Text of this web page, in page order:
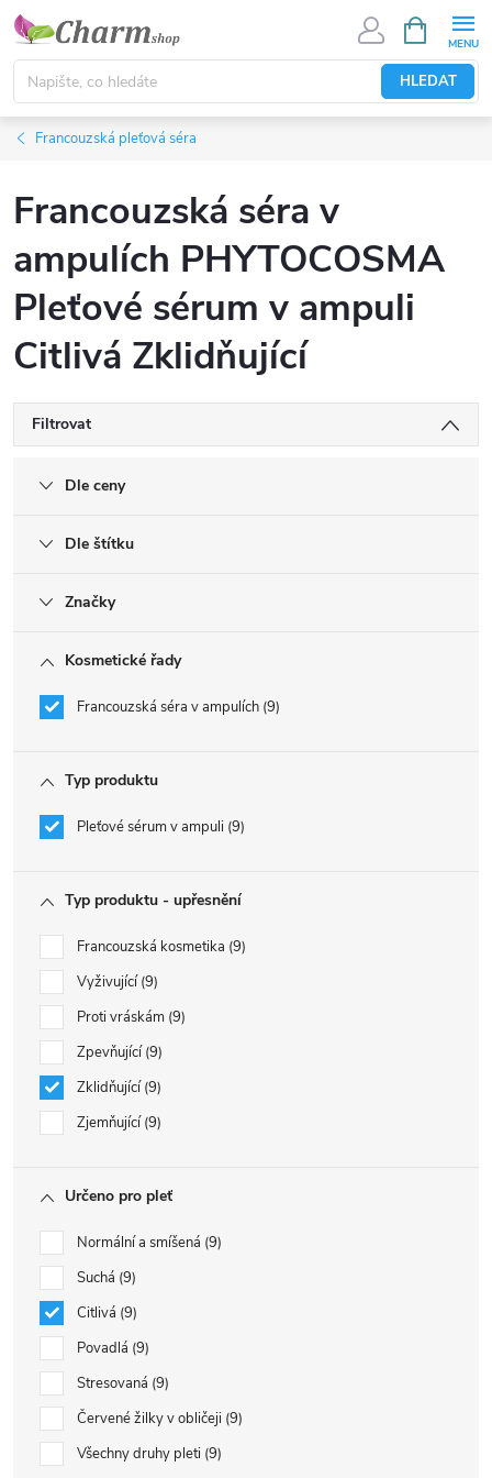
Přejít
obsah
HLEDAT
NÁKUPNÍ
KOŠÍK
Francouzská pleťová séra
Francouzská séra v
ampulích PHYTOCOSMA
Pleťové sérum v ampuli
Citlivá Zklidňující
Filtrovat
Dle ceny
Dle štítku
Značky
Kosmetické řady
Francouzská séra v ampulích 9
Typ produktu
Pleťové sérum v ampuli 9
Typ produktu - upřesnění
Francouzská kosmetika 9
Vyživující 9
Proti vráskám 9
Zpevňující 9
Zklidňující 9
Zjemňující 9
Určeno pro pleť
Normální a smíšená 9
Suchá 9
Citlivá 9
Povadlá 9
Stresovaná 9
Červené žilky v obličeji 9
Všechny druhy pleti 9